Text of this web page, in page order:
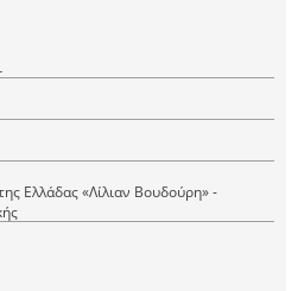
Ελλάδας «Λίλιαν Βουδούρη» -